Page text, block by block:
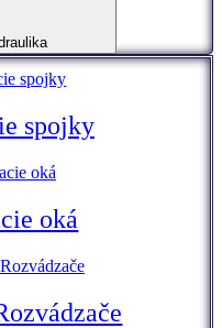
spojky
oká